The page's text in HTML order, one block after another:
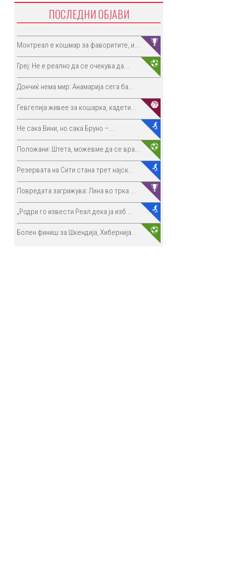
ПОСЛЕДНИ ОБЈАВИ
Монтреал е кошмар за фаворитите, и...
Греј: Не е реално да се очекува да...
Дончиќ нема мир: Анамарија сега ба...
Гевгелија живее за кошарка, кадети...
Не сака Вини, но сака Бруно –...
Положани: Штета, можевме да се вра...
Резервата на Сити стана трет најск...
Повредата загрижува: Лина во трка ...
„Родри го извести Реал дека ја изб...
Болен финиш за Шкендија, Хибернија...